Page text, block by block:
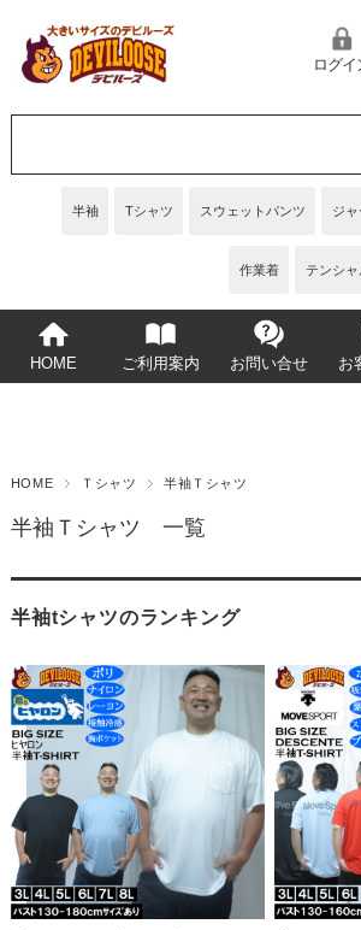
半袖 Tシャツ スウェットパンツ ジャ
作業着 テンシャ
ログイ
HOME ご利用案内 お問い合せ お
HOME Ｔシャツ 半袖Ｔシャツ
半袖Ｔシャツ 一覧
半袖tシャツのランキング